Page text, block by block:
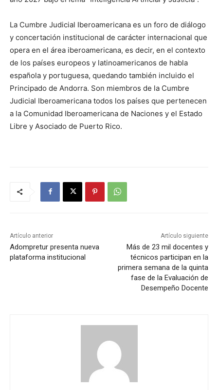
La Cumbre Judicial Iberoamericana es un foro de diálogo
y concertación institucional de carácter internacional que
opera en el área iberoamericana, es decir, en el contexto
de los países europeos y latinoamericanos de habla
española y portuguesa, quedando también incluido el
Principado de Andorra. Son miembros de la Cumbre
Judicial Iberoamericana todos los países que pertenecen
a la Comunidad Iberoamericana de Naciones y el Estado
Libre y Asociado de Puerto Rico.
Artículo anterior
Adompretur presenta nueva
plataforma institucional
Artículo siguiente
Más de 23 mil docentes y
técnicos participan en la
primera semana de la quinta
fase de la Evaluación de
Desempeño Docente